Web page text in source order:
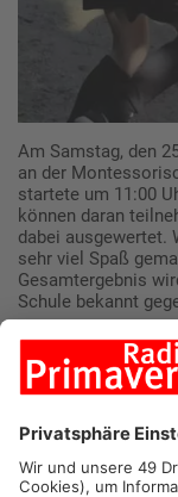
Am Samstag, den
an der
startete um 11:00
können daran
dabei ausgewertet.
sehr viel Spaß
Gesamtergebnis
Schule bekannt
In der
Schulhof eine
Bergmann, AOK-
Herbeck,
praktische und